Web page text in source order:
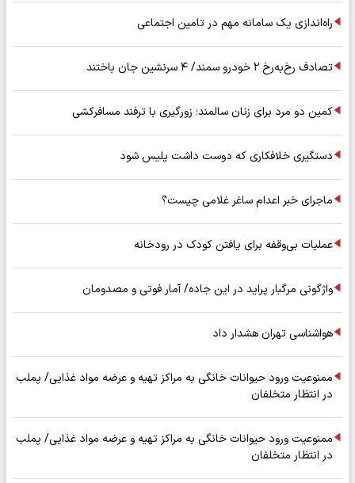
راه‌اندازی یک سامانه مهم در تامین اجتماعی
تصادف رخ‌به‌رخ ۲ خودرو سمند/ ۴ سرنشین جان باختند
کمین دو مرد برای زنان سالمند؛ زورگیری با ترفند مسافرکشی
دستگیری خلافکاری که دوست داشت پلیس شود
ماجرای خبر اعدام ساغر غلامی چیست؟
عملیات بی‌وقفه برای یافتن کودک در رودخانه
واژگونی مرگبار پراید در این جاده/ آمار فوتی و مصدومان
هواشناسی تهران هشدار داد
ممنوعیت ورود حیوانات خانگی به مراکز تهیه و عرضه مواد غذایی/ پملب
در انتظار متخلفان
ممنوعیت ورود حیوانات خانگی به مراکز تهیه و عرضه مواد غذایی/ پملب
در انتظار متخلفان